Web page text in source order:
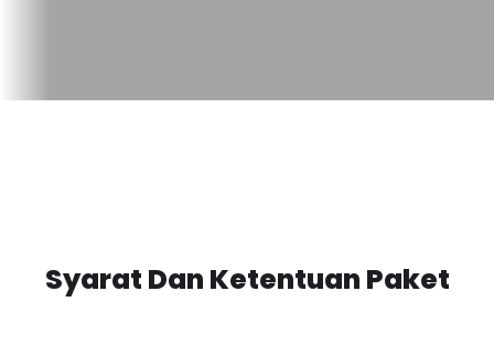
Syarat Dan Ketentuan Paket